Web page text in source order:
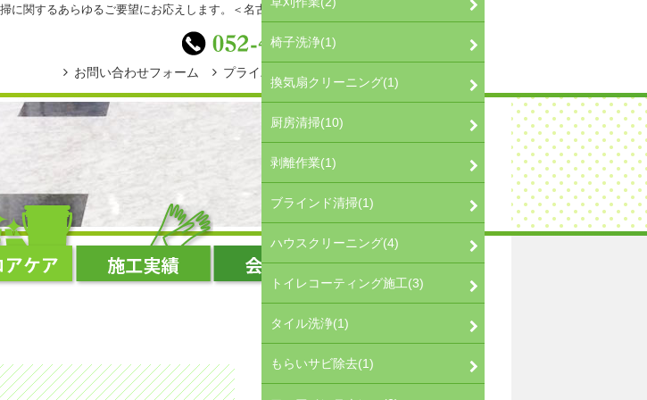
関するあらゆるご要望にお応えします。＜名古屋市・安城市・豊田市・豊橋市＞
お問い合わせフォーム プライバシーポリシー
椅子洗浄(1)
換気扇クリーニング(1)
厨房清掃(10)
剥離作業(1)
ブラインド清掃(1)
ハウスクリーニング(4)
トイレコーティング施工(3)
タイル洗浄(1)
もらいサビ除去(1)